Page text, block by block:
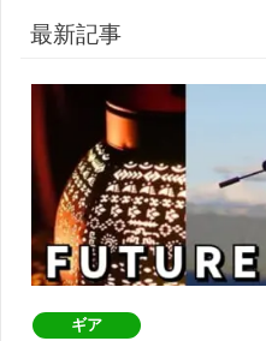
最新記事
ギア